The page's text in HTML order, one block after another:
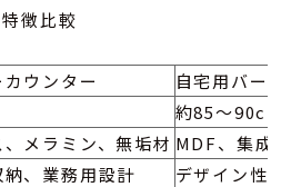
徴比較
ウンター
自宅用バー
約85〜
メラミン、無垢材 MDF、集成
、業務用設計
デザイン性